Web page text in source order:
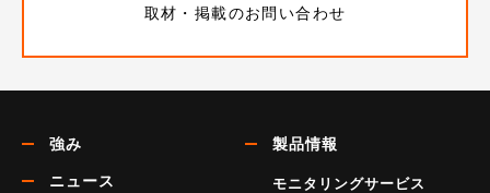
取材・掲載のお問い合わせ
強み
ニュース
製品情報
モニタリングサービス